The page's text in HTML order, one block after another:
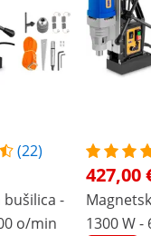
(22)
bušilica -
o/min
427,00
1300 W -